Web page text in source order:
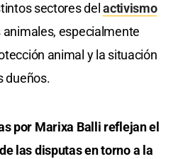
sectores delactivismo
animales, especialmente
animal y la situación
dueños.
por Marixa Balli reflejan el
las disputas en torno a la